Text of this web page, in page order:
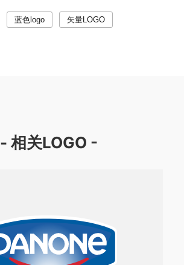
蓝色logo 矢量LOGO
- 相关LOGO -